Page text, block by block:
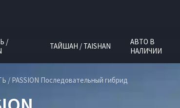
/
ТАЙШАН / TAISHAN
АВТО В
НАЛИЧИИ
/ PASSION Последовательный гибрид